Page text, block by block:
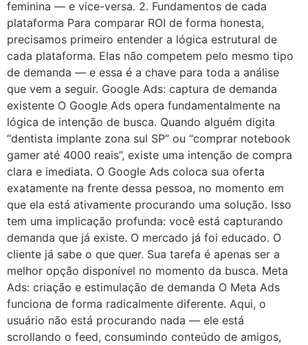
feminina — e vice-versa. 2. Fundamentos de cada
plataforma Para comparar ROI de forma honesta,
precisamos primeiro entender a lógica estrutural de
cada plataforma. Elas não competem pelo mesmo tipo
de demanda — e essa é a chave para toda a análise
que vem a seguir. Google Ads: captura de demanda
existente O Google Ads opera fundamentalmente na
lógica de intenção de busca. Quando alguém digita
“dentista implante zona sul SP” ou “comprar notebook
gamer até 4000 reais”, existe uma intenção de compra
clara e imediata. O Google Ads coloca sua oferta
exatamente na frente dessa pessoa, no momento em
que ela está ativamente procurando uma solução. Isso
tem uma implicação profunda: você está capturando
demanda que já existe. O mercado já foi educado. O
cliente já sabe o que quer. Sua tarefa é apenas ser a
melhor opção disponível no momento da busca. Meta
Ads: criação e estimulação de demanda O Meta Ads
funciona de forma radicalmente diferente. Aqui, o
usuário não está procurando nada — ele está
scrollando o feed, consumindo conteúdo de amigos,